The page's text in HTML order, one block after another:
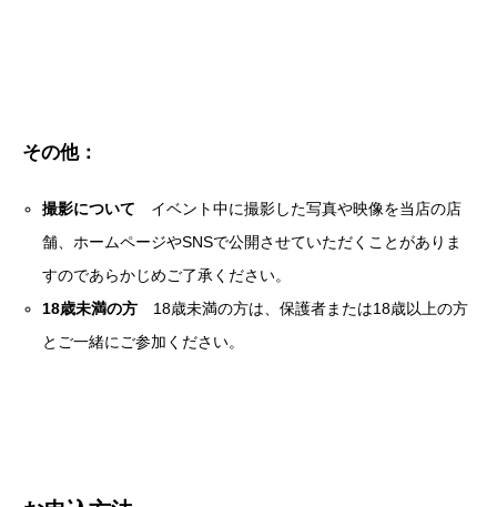
その他：
撮影について イベント中に撮影した写真や映像を当店の店
舗、ホームページやSNSで公開させていただくことがありま
すのであらかじめご了承ください。
18歳未満の方 18歳未満の方は、保護者または18歳以上の方
とご一緒にご参加ください。